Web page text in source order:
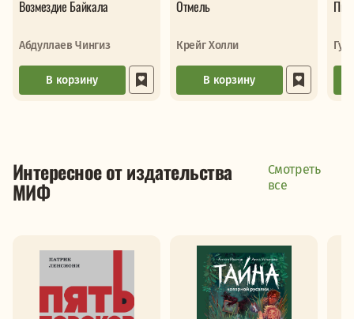
Возмездие Байкала
Абдуллаев Чингиз
В корзину
Отмель
Крейг Холли
В корзину
Интересное от издательства
МИФ
Смотреть
все